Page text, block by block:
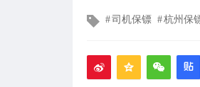
文
签
司机保镖 杭州保